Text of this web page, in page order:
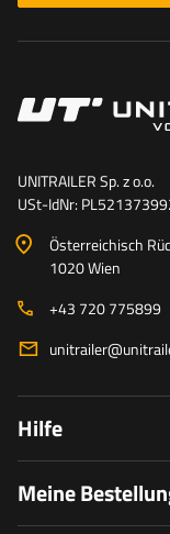
UNITRAILER Sp. z o.o.
USt-IdNr:
Österreichisch
1020 Wien
+43 720 775899
Hilfe
Meine